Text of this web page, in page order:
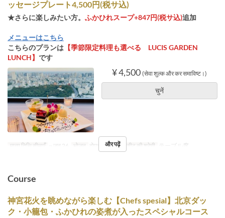
ッセージプレート4,500円(税サ込)
★さらに楽しみたい方。 ふかひれスープ+847円(税サ込)追加
メニューはこちら
こちらのプランは 【季節限定料理も選べる LUCIS GARDEN
LUNCH】 です
¥ 4,500 (सेवा शुल्क और कर समाविष्ट।)
चुनें
मान्य तिथि सीमाएँ ~ जून 26 भोजन दोपहर का खाना सीट की श्रेणी テーブル席
और पढ़ें
Course
神宮花火を眺めながら楽しむ【Chefs spesial】北京ダッ
ク・小籠包・ふかひれの姿煮が入ったスペシャルコース